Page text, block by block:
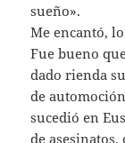
sueño».
Me encantó,
Fue bueno
dado rienda
de
sucedió en
de